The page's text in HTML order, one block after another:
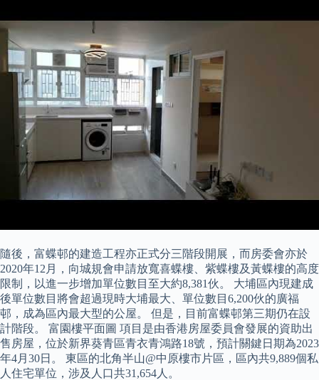
隨後，富蝶邨的建造工程亦正式分三階段開展，而房委會亦於
2020年12月，向城規會申請放寬喜蝶樓、紫蝶樓及黃蝶樓的高度
限制，以進一步增加單位數目至大約8,381伙。 大埔區內現建成
後單位數目將會超過現時大埔最大、單位數目6,200伙的廣福
邨，成為區內最大型的公屋。 但是，目前富蝶邨第三期仍在設
計階段。 富園樓平面圖 項目是由香港房屋委員會發展的資助出
售房屋，位於新界葵青區青衣青鴻路18號，預計關鍵日期為2023
年4月30日。 東區的北角半山@中原樓市片區，區內共9,889個私
人住宅單位，涉及人口共31,654人。